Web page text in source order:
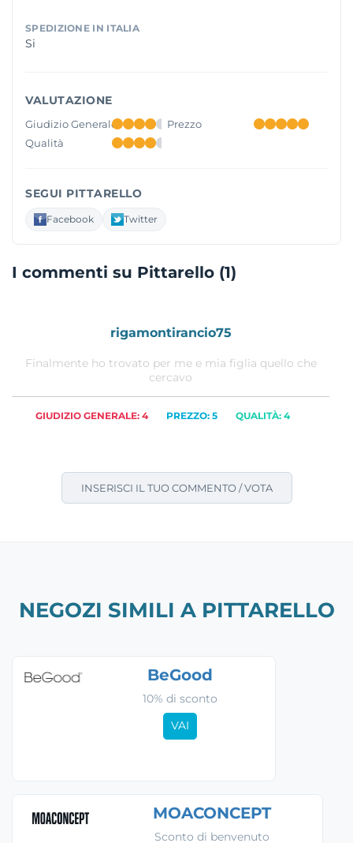
SPEDIZIONE IN ITALIA
Si
VALUTAZIONE
Giudizio Generale
Prezzo
Qualità
SEGUI PITTARELLO
Facebook Twitter
I commenti su Pittarello (1)
rigamontirancio75
Finalmente ho trovato per me e mia figlia quello che
cercavo
GIUDIZIO GENERALE: 4 PREZZO: 5 QUALITÀ: 4
INSERISCI IL TUO COMMENTO / VOTA
NEGOZI SIMILI A PITTARELLO
BeGood
10% di sconto
VAI
MOACONCEPT
Sconto di benvenuto